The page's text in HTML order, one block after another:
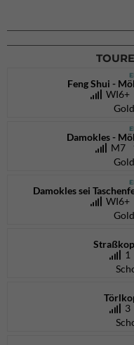
Feng Shui -
Damokles -
M7
Damokles sei